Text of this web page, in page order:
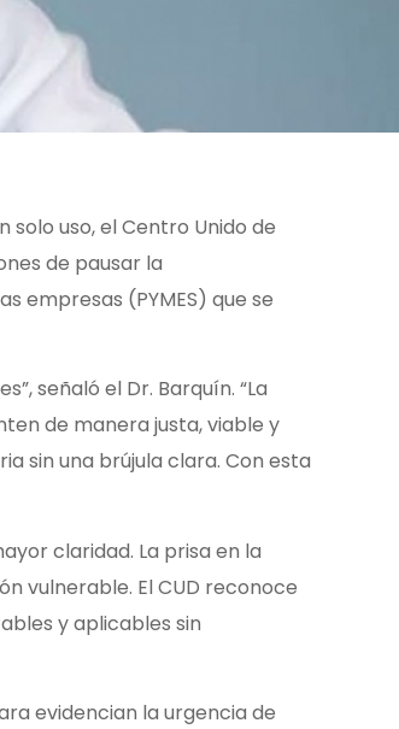
uso, el Centro Unido de
de pausar la
empresas (PYMES) que se
señaló el Dr. Barquín. “La
de manera justa, viable y
sin una brújula clara. Con esta
claridad. La prisa en la
vulnerable. El CUD reconoce
y aplicables sin
evidencian la urgencia de